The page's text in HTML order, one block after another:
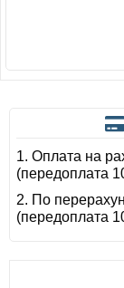
1. Оплата на
(передоплата
2. По
(передоплата